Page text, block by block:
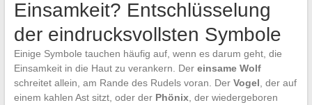
Einsamkeit? Entschlüsselung
der eindrucksvollsten Symbole
Einige Symbole tauchen häufig auf, wenn es darum geht, die
Einsamkeit in die Haut zu verankern. Der einsame Wolf
schreitet allein, am Rande des Rudels voran. Der Vogel , der auf
einem kahlen Ast sitzt, oder der Phönix, der wiedergeboren